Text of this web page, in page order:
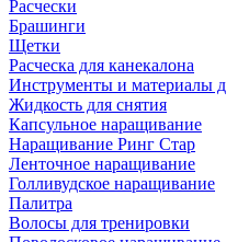
Расчески
Брашинги
Щетки
Расческа для канекалона
Инструменты и материалы
Жидкость для снятия
Капсульное наращивание
Наращивание Ринг Стар
Ленточное наращивание
Голливудское наращивание
Палитра
Волосы для тренировки